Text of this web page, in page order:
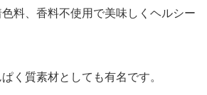
料、香料不使用で美味しくヘルシー
く質素材としても有名です。